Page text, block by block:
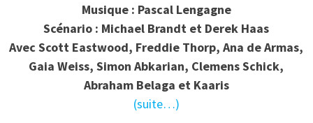
Musique : Pascal Lengagne
Scénario : Michael Brandt et Derek Haas
Avec Scott Eastwood, Freddie Thorp, Ana de Armas,
Gaia Weiss, Simon Abkarian, Clemens Schick,
Abraham Belaga et Kaaris
(suite…)